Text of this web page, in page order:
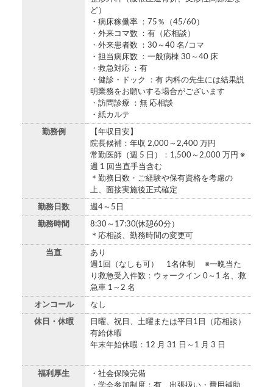
ど）
・病床稼働率 ：75％（45/60）
・外来コマ数 ：有（応相談）
・外来患者数 ：30～40 名/コマ
・担当病床数 ：一般病棟 30～40 床
・救急対応 ：有
・健診・ドック ：有 内科の先生には結果説
明業務をお願いする場合がございます
・訪問診療 ：無 応相談
・紙カルテ
勤務例
【年収目安】
院長候補：年収 2,000～2,400 万円
常勤医師（週 5 日）：1,500～2,000 万円 ※
週 1 回当直手当含む
＊勤務日数・ご経験や保有資格を考慮の
上、⾯接実施後正式確定
勤務日数 週4～5日
勤務時間
8:30～17:30(休憩60分）
＊応相談、勤務時間の変更可
当直
あり
週1回（なしも可） 1名体制 ※一晩当た
り救急受入件数：ウォークイン 0～1 名、救
急車 1～2 名
オンコール なし
休日・休暇
日曜、祝日、土曜または平日1日（応相談）
有給休暇
年末年始休暇：12 月 31 日～1 月 3 日
福利厚生
・社会保険完備
・学会参加制度：有 出張扱い・費用補助